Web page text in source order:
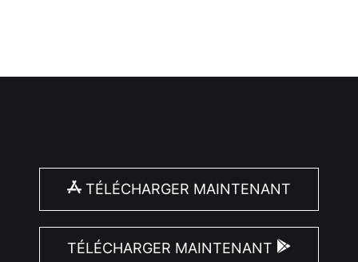
TÉLÉCHARGER MAINTENANT
TÉLÉCHARGER MAINTENANT